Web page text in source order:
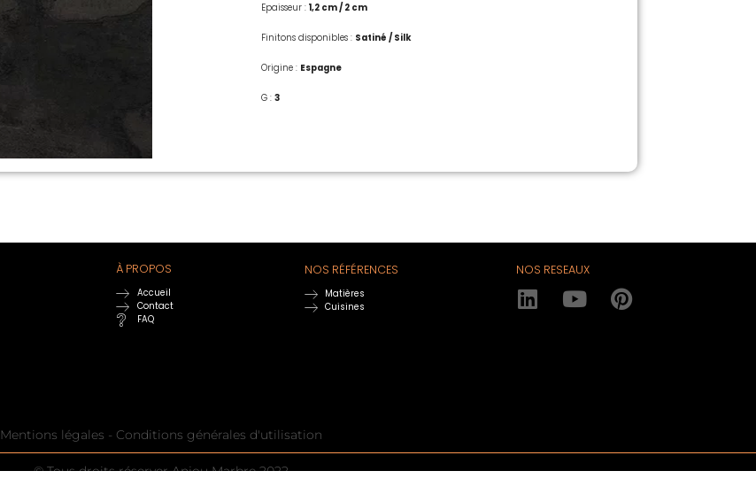
Epaisseur : 1,2 cm / 2 cm
Finitons disponibles : Satiné / Silk
Origine : Espagne
G : 3
À PROPOS
Accueil
Contact
FAQ
NOS RÉFÉRENCES
Matières
Cuisines
NOS RESEAUX
Mentions légales - Conditions générales d'utilisation
© Tous droits réserver Anjou Marbre 2022